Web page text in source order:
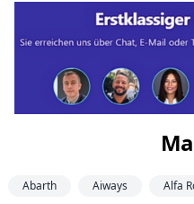
Abarth Aiways Alfa